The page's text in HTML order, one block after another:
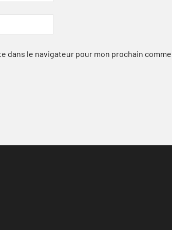
dans le navigateur pour mon prochain